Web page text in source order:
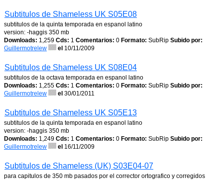
Subtitulos de Shameless UK S05E08
subtitulos de la quinta temporada en espanol latino
version: -haggis 350 mb
Downloads: 1,259 Cds: 1 Comentarios: 0 Formato: SubRip Subido por:
Guillermotrelew
el 10/11/2009
Subtitulos de Shameless UK S08E04
subtitulos de la octava temporada en espanol latino
Downloads: 1,255 Cds: 1 Comentarios: 0 Formato: SubRip Subido por:
Guillermotrelew
el 30/01/2011
Subtitulos de Shameless UK S05E13
subtitulos de la quinta temporada en espanol latino
version: -haggis 350 mb
Downloads: 1,249 Cds: 1 Comentarios: 0 Formato: SubRip Subido por:
Guillermotrelew
el 16/11/2009
Subtitulos de Shameless (UK) S03E04-07
para capitulos de 350 mb pasados por el corrector ortografico y corregidos